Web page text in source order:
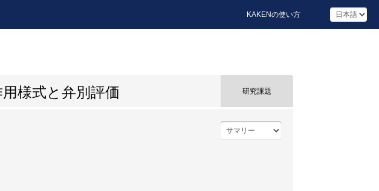
KAKENの使い方
様式と弁別評価 研究課題